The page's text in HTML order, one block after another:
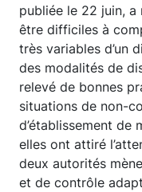
publiée le 22 juin,
être difficiles à
très variables d’un
des modalités de
relevé de bonnes
situations de non-
d’établissement de
elles ont attiré
deux autorités
et de contrôle